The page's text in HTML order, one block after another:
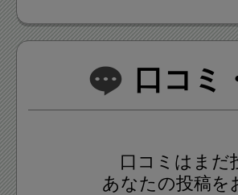
口コミ
口コミはまだ
あなたの投稿を